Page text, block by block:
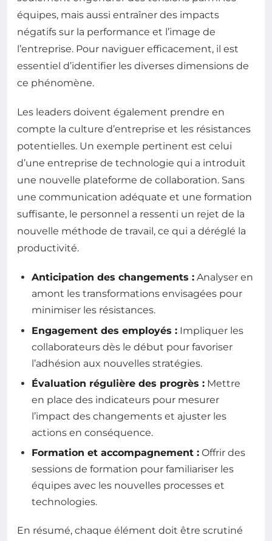
équipes, mais aussi entraîner des impacts
négatifs sur la performance et l’image de
l’entreprise. Pour naviguer efficacement, il est
essentiel d’identifier les diverses dimensions de
ce phénomène.
Les leaders doivent également prendre en
compte la culture d’entreprise et les résistances
potentielles. Un exemple pertinent est celui
d’une entreprise de technologie qui a introduit
une nouvelle plateforme de collaboration. Sans
une communication adéquate et une formation
suffisante, le personnel a ressenti un rejet de la
nouvelle méthode de travail, ce qui a déréglé la
productivité.
Anticipation des changements : Analyser en
amont les transformations envisagées pour
minimiser les résistances.
Engagement des employés : Impliquer les
collaborateurs dès le début pour favoriser
l’adhésion aux nouvelles stratégies.
Évaluation régulière des progrès : Mettre
en place des indicateurs pour mesurer
l’impact des changements et ajuster les
actions en conséquence.
Formation et accompagnement : Offrir des
sessions de formation pour familiariser les
équipes avec les nouvelles processes et
technologies.
En résumé, chaque élément doit être scrutiné